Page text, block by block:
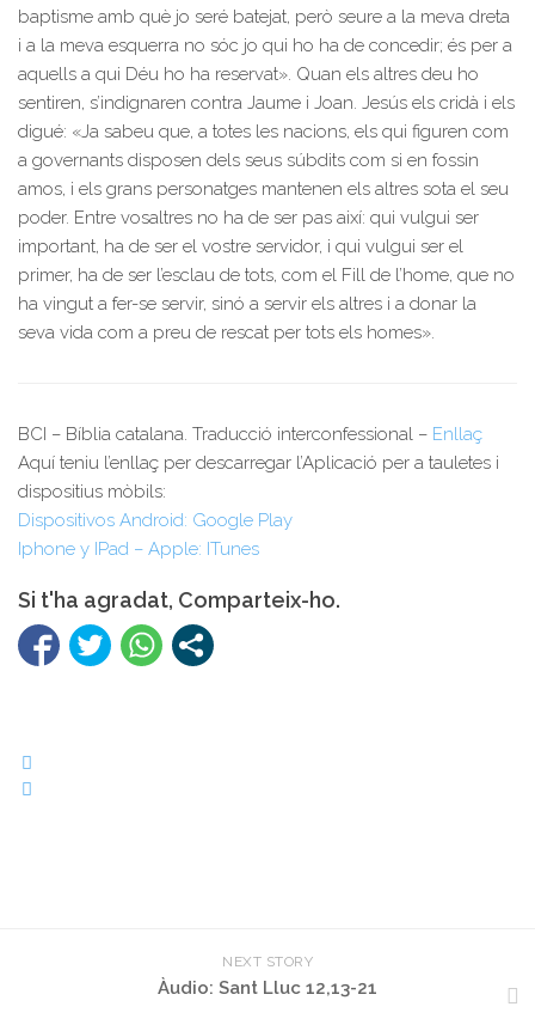
baptisme amb què jo seré batejat, però seure a la meva dreta
i a la meva esquerra no sóc jo qui ho ha de concedir; és per a
aquells a qui Déu ho ha reservat». Quan els altres deu ho
sentiren, s’indignaren contra Jaume i Joan. Jesús els cridà i els
digué: «Ja sabeu que, a totes les nacions, els qui figuren com
a governants disposen dels seus súbdits com si en fossin
amos, i els grans personatges mantenen els altres sota el seu
poder. Entre vosaltres no ha de ser pas així: qui vulgui ser
important, ha de ser el vostre servidor, i qui vulgui ser el
primer, ha de ser l’esclau de tots, com el Fill de l’home, que no
ha vingut a fer-se servir, sinó a servir els altres i a donar la
seva vida com a preu de rescat per tots els homes».
BCI – Bíblia catalana. Traducció interconfessional – Enllaç
Aquí teniu l’enllaç per descarregar l’Aplicació per a tauletes i
dispositius mòbils:
Dispositivos Android: Google Play
Iphone y IPad – Apple: ITunes
Si t'ha agradat, Comparteix-ho.
NEXT STORY
Àudio: Sant Lluc 12,13-21